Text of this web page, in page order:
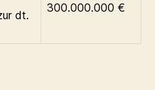
dt.
300.000.000 €